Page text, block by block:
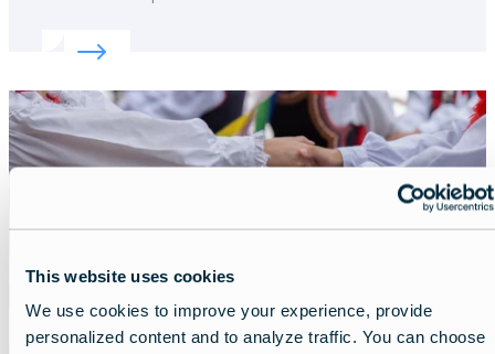
This website uses cookies
We use cookies to improve your experience, provide
personalized content and to analyze traffic. You can choose
Read more about:
Featured
image